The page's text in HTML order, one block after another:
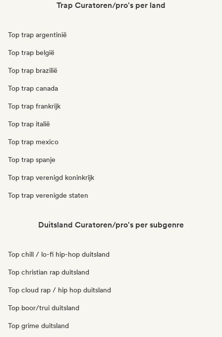
Trap Curatoren/pro's per land
Top trap argentinië
Top trap belgië
Top trap brazilië
Top trap canada
Top trap frankrijk
Top trap italië
Top trap mexico
Top trap spanje
Top trap verenigd koninkrijk
Top trap verenigde staten
Duitsland Curatoren/pro's per subgenre
Top chill / lo-fi hip-hop duitsland
Top christian rap duitsland
Top cloud rap / hip hop duitsland
Top boor/trui duitsland
Top grime duitsland